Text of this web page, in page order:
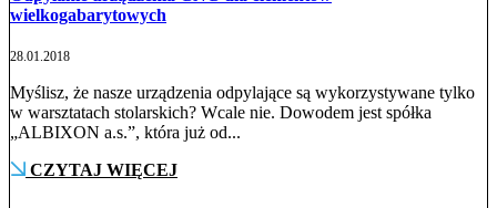
wielkogabarytowych
28.01.2018
Myślisz, że nasze urządzenia odpylające są wykorzystywane tylko
w warsztatach stolarskich? Wcale nie. Dowodem jest spółka
„ALBIXON a.s.”, która już od...
CZYTAJ WIĘCEJ